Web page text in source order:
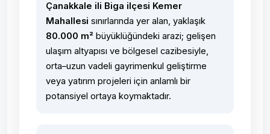
Çanakkale ili Biga ilçesi Kemer
Mahallesi sınırlarında yer alan, yaklaşık
80.000 m² büyüklüğündeki arazi; gelişen
ulaşım altyapısı ve bölgesel cazibesiyle,
orta–uzun vadeli gayrimenkul geliştirme
veya yatırım projeleri için anlamlı bir
potansiyel ortaya koymaktadır.